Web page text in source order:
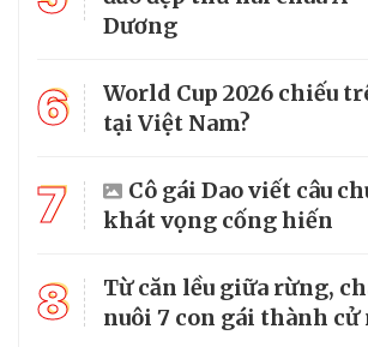
Dương
6
World Cup 2026 chiếu
tại Việt Nam?
7
Cô gái Dao viết câu
khát vọng cống hiến
8
Từ căn lều giữa rừng,
nuôi 7 con gái thành cử